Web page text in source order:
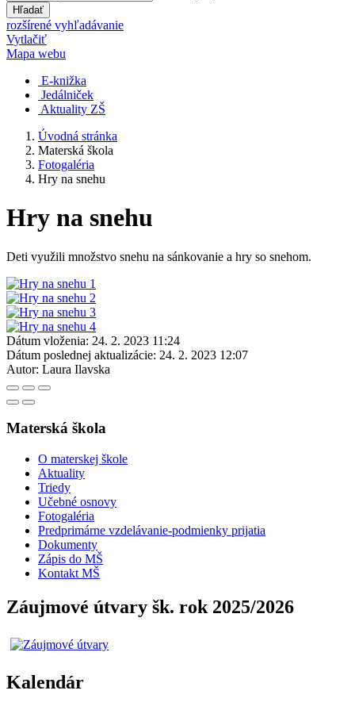
Hľadať
rozšírené vyhľadávanie
Vytlačiť
Mapa webu
E-knižka
Jedálniček
Aktuality ZŠ
Úvodná stránka
Materská škola
Fotogaléria
Hry na snehu
Hry na snehu
Deti využili množstvo snehu na sánkovanie a hry so snehom.
Dátum vloženia: 24. 2. 2023 11:24
Dátum poslednej aktualizácie: 24. 2. 2023 12:07
Autor: Laura Ilavska
Materská škola
O materskej škole
Aktuality
Triedy
Učebné osnovy
Fotogaléria
Predprimárne vzdelávanie-podmienky prijatia
Dokumenty
Zápis do MŠ
Kontakt MŠ
Záujmové útvary šk. rok 2025/2026
Kalendár